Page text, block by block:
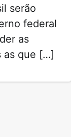
serão
federal
as
as que […]